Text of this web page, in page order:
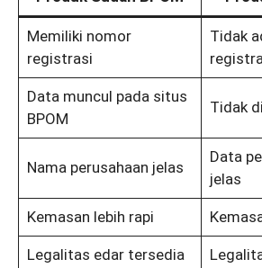
Memiliki nomor
registrasi
Tidak
Data muncul pada situs
BPOM
Tidak
Nama perusahaan jelas
Data
jelas
Kemasan lebih rapi
Legalitas edar tersedia